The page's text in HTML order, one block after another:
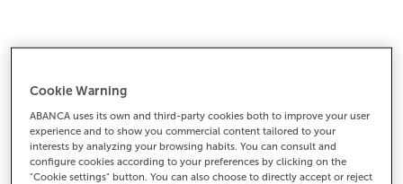
necesita tu casa para ser un hogar. Hemos creado un
seguro de hogar en el que solo pagas por lo que
necesitas:puedes elegir las coberturas y estar
Cookie Warning
ABANCA uses its own and third-party cookies both to improve your user
experience and to show you commercial content tailored to your
interests by analyzing your browsing habits. You can consult and
configure cookies according to your preferences by clicking on the
"Cookie settings" button. You can also choose to directly accept or reject